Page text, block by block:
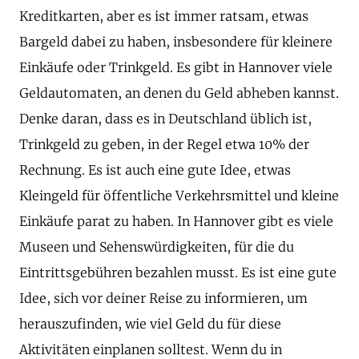
Kreditkarten, aber es ist immer ratsam, etwas
Bargeld dabei zu haben, insbesondere für kleinere
Einkäufe oder Trinkgeld. Es gibt in Hannover viele
Geldautomaten, an denen du Geld abheben kannst.
Denke daran, dass es in Deutschland üblich ist,
Trinkgeld zu geben, in der Regel etwa 10% der
Rechnung. Es ist auch eine gute Idee, etwas
Kleingeld für öffentliche Verkehrsmittel und kleine
Einkäufe parat zu haben. In Hannover gibt es viele
Museen und Sehenswürdigkeiten, für die du
Eintrittsgebühren bezahlen musst. Es ist eine gute
Idee, sich vor deiner Reise zu informieren, um
herauszufinden, wie viel Geld du für diese
Aktivitäten einplanen solltest. Wenn du in